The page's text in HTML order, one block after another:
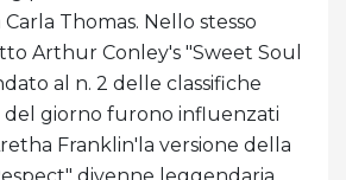
Thomas. Nello stesso
Arthur Conley's "Sweet Soul
al n. 2 delle classifiche
del giorno furono influenzati
Franklin'la versione della